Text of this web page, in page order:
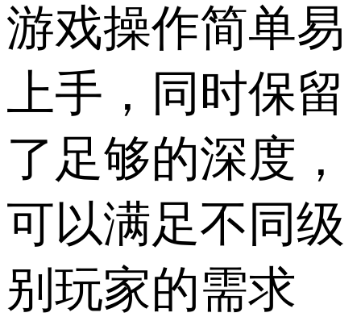
游戏操作简单易
上手，同时保留
了足够的深度，
可以满足不同级
别玩家的需求